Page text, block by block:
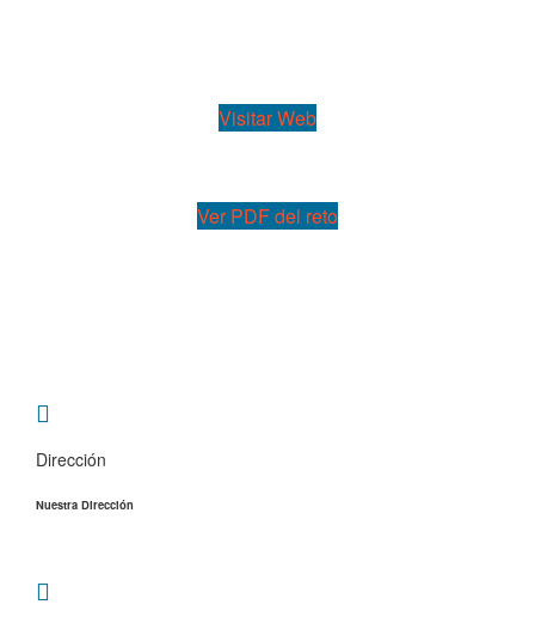
Visitar Web
Ver PDF del reto
Dirección
Nuestra Dirección